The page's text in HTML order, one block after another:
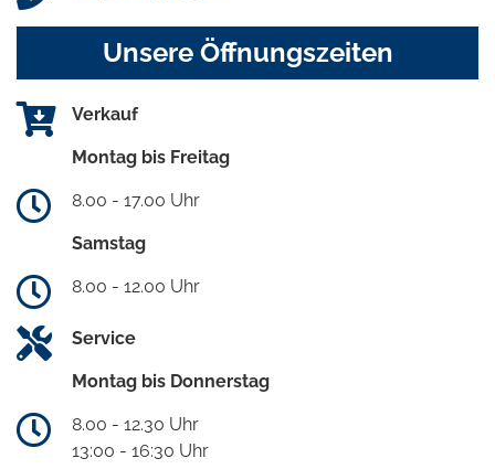
Unsere Öffnungszeiten
Verkauf
Montag bis Freitag
8.00 - 17.00 Uhr
Samstag
8.00 - 12.00 Uhr
Service
Montag bis Donnerstag
8.00 - 12.30 Uhr
13:00 - 16:30 Uhr